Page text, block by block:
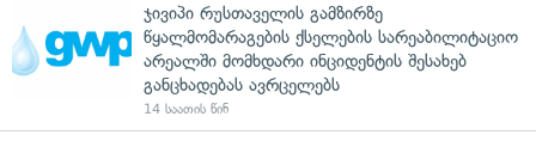
ჯივიპი რუსთაველის გამზირზე
წყალმომარაგების ქსელების სარეაბილიტაციო
არეალში მომხდარი ინციდენტის შესახებ
განცხადებას ავრცელებს
14 საათის წინ